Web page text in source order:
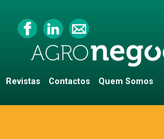
Revistas Contactos Quem Somos